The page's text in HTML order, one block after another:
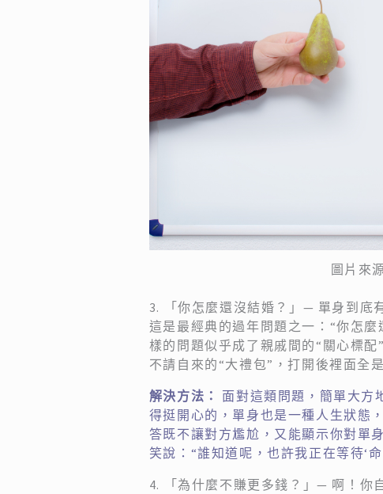
圖片來
3. 「你怎麼還沒結婚？」— 單身到底
這是最經典的過年問題之一：“你怎
樣的問題似乎成了親戚間的“關心標
不請自來的“大禮包”，打開後裡面全
解決方法：
面對這類問題，簡單大方
得挺開心的，單身也是一種人生狀態
答既不讓對方尷尬，又能顯示你對單
笑說：“誰知道呢，也許我正在等待‘
4. 「為什麼不賺更多錢？」— 啊！你